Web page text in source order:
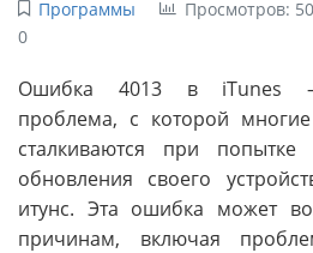
Программы Просмотров:
0
Ошибка 4013 в iTunes –
проблема, с которой
сталкиваются при попытке
обновления своего
итунс. Эта ошибка может
причинам, включая